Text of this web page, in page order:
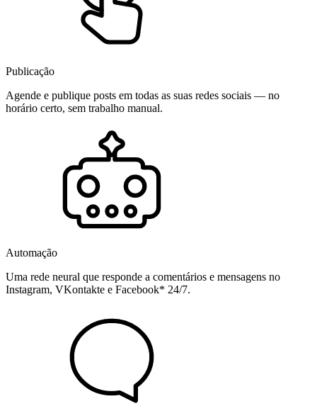
Publicação
Agende e publique posts em todas as suas redes sociais — no
horário certo, sem trabalho manual.
Automação
Uma rede neural que responde a comentários e mensagens no
Instagram, VKontakte e Facebook* 24/7.